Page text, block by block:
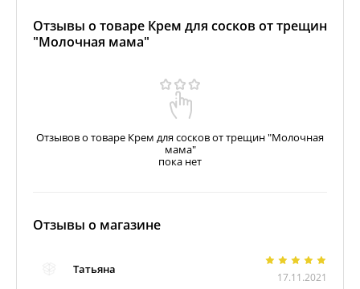
Отзывы о товаре Крем для сосков от трещин
"Молочная мама"
Отзывов о товаре Крем для сосков от трещин "Молочная
мама"
пока нет
Отзывы о магазине
Татьяна
17.11.2021